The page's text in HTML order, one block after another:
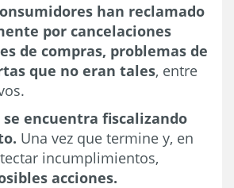
han reclamado
por cancelaciones
de compras, problemas de
que no eran tales, entre
se encuentra fiscalizando
Una vez que termine y, en
incumplimientos,
acciones.